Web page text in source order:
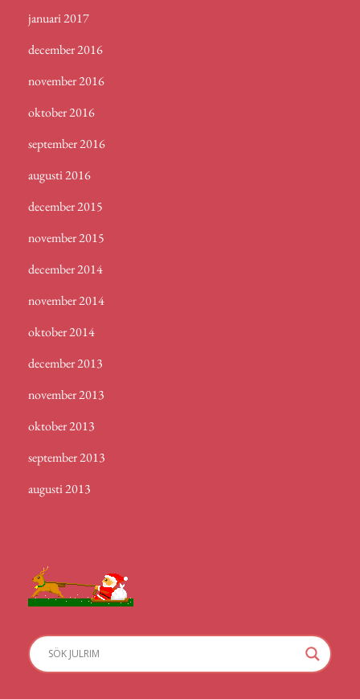
januari 2017
december 2016
november 2016
oktober 2016
september 2016
augusti 2016
december 2015
november 2015
december 2014
november 2014
oktober 2014
december 2013
november 2013
oktober 2013
september 2013
augusti 2013